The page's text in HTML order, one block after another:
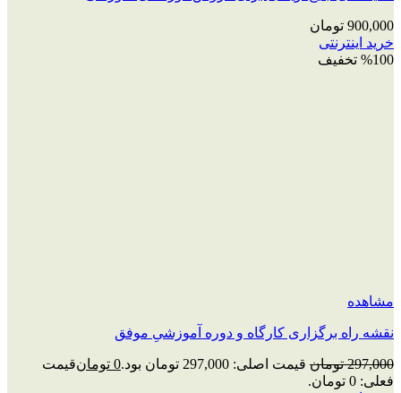
900,000 تومان
خرید اینترنتی
%100 تخفیف
مشاهده
نقشه راه برگزاری کارگاه و دوره آموزشیِ موفق
297,000 تومان قیمت اصلی: 297,000 تومان بود. 0 تومانقیمت
فعلی: 0 تومان.